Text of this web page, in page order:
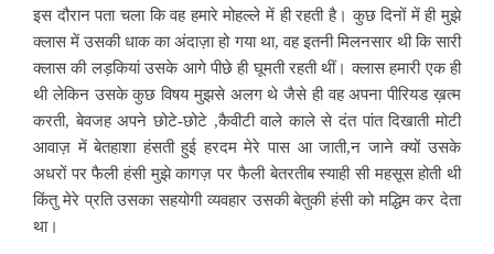
इस दौरान पता चला कि वह हमारे मोहल्ले में ही रहती है। कुछ दिनों में ही मुझे
क्लास में उसकी धाक का अंदाज़ा हो गया था, वह इतनी मिलनसार थी कि सारी
क्लास की लड़कियां उसके आगे पीछे ही घूमती रहती थीं। क्लास हमारी एक ही
थी लेकिन उसके कुछ विषय मुझसे अलग थे जैसे ही वह अपना पीरियड ख़त्म
करती, बेवजह अपने छोटे-छोटे ,कैवीटी वाले काले से दंत पांत दिखाती मोटी
आवाज़ में बेतहाशा हंसती हुई हरदम मेरे पास आ जाती,न जाने क्यों उसके
अधरों पर फैली हंसी मुझे कागज़ पर फैली बेतरतीब स्याही सी महसूस होती थी
किंतु मेरे प्रति उसका सहयोगी व्यवहार उसकी बेतुकी हंसी को मद्धिम कर देता
था।